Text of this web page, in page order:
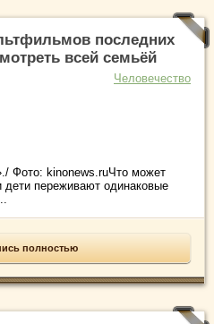
последних
всей семьёй
Человечество
Фото: kinonews.ruЧто может
переживают одинаковые
полностью